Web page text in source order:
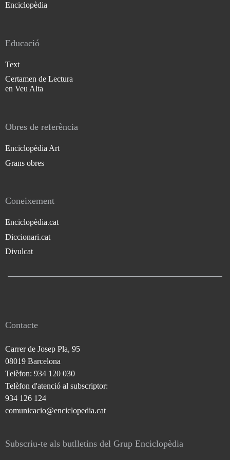
Enciclopèdia
Educació
Text
Certamen de Lectura
en Veu Alta
Obres de referència
Enciclopèdia Art
Grans obres
Coneixement
Enciclopèdia.cat
Diccionari.cat
Divulcat
Contacte
Carrer de Josep Pla, 95
08019 Barcelona
Telèfon: 934 120 030
Telèfon d'atenció al subscriptor:
934 126 124
comunicacio@enciclopedia.cat
Subscriu-te als butlletins del Grup Enciclopèdia